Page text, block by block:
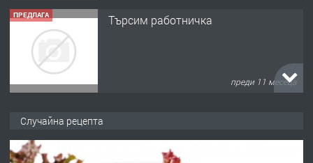
ПРЕДЛАГА
Продава употребявани чисти и
преди 1 година
Случайна рецепта